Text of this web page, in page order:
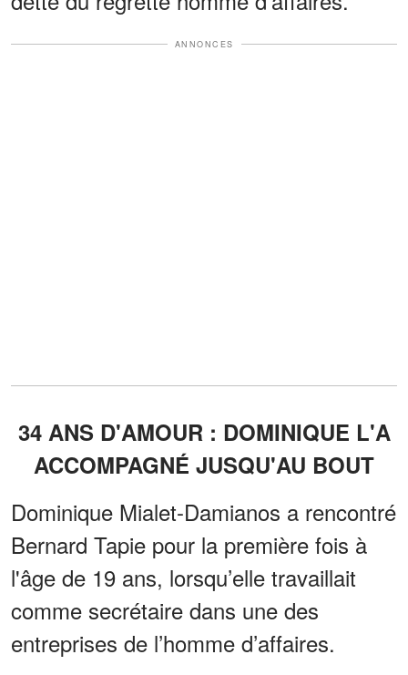
ANNONCES
34 ANS D'AMOUR : DOMINIQUE L'A
ACCOMPAGNÉ JUSQU'AU BOUT
Dominique Mialet-Damianos a rencontré
Bernard Tapie pour la première fois à
l'âge de 19 ans, lorsqu’elle travaillait
comme secrétaire dans une des
entreprises de l’homme d’affaires.